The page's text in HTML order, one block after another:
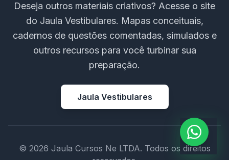
Deseja outros materiais criativos? Acesse o site
do Jaula Vestibulares. Mapas conceituais,
cadernos de questões comentadas, simulados e
outros recursos para você turbinar sua
preparação.
Jaula Vestibulares
© 2026 Jaula Cursos Ne LTDA. Todos os direitos